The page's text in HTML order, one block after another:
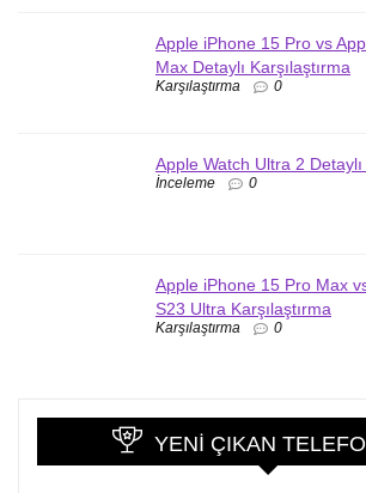
Apple iPhone 15 Pro vs
Max Detaylı Karşılaştırma
Karşılaştırma 0
Apple Watch Ultra 2
İnceleme 0
Apple iPhone 15 Pro Max
S23 Ultra Karşılaştırma
Karşılaştırma 0
YENI ÇIKAN